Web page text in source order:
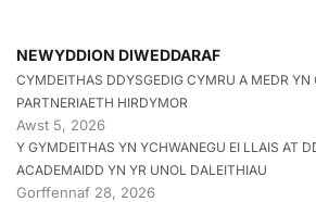
NEWYDDION DIWEDDARAF
CYMDEITHAS DDYSGEDIG CYMRU A MEDR YN
PARTNERIAETH HIRDYMOR
Awst 5, 2026
Y GYMDEITHAS YN YCHWANEGU EI LLAIS AT
ACADEMAIDD YN YR UNOL DALEITHIAU
Gorffennaf 28, 2026